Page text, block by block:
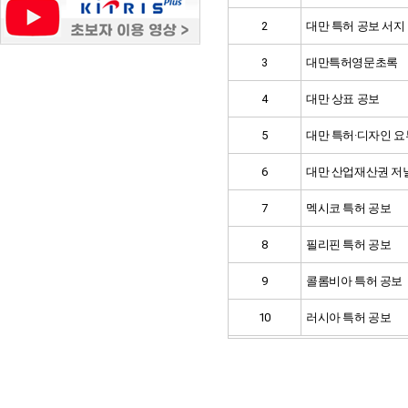
2 대만 특허 공보 서지
3 대만특허영문초록
4 대만 상표 공보
5 대만 특허·디자인
6 대만 산업재산권 저
7 멕시코 특허 공보
8 필리핀 특허 공보
9 콜롬비아 특허 공보
10 러시아 특허 공보